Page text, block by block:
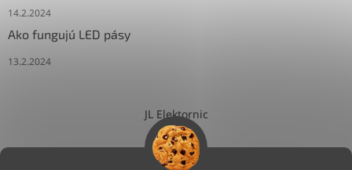
14.2.2024
Ako fungujú LED pásy
13.2.2024
JL Elektornic